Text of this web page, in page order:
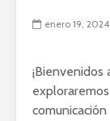
enero 19, 2024
¡Bienvenidos